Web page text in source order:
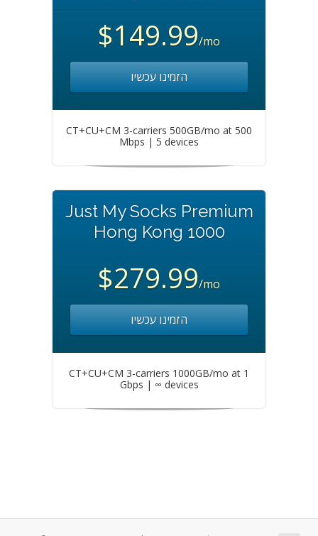
$149.99/mo
הזמינו עכשיו
CT+CU+CM 3-carriers 500GB/mo at 500
Mbps | 5 devices
Just My Socks Premium
Hong Kong 1000
$279.99/mo
הזמינו עכשיו
CT+CU+CM 3-carriers 1000GB/mo at 1
Gbps | ∞ devices